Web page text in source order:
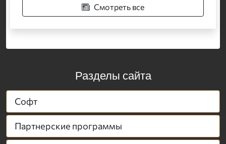
Смотреть все
Разделы сайта
Софт
Партнерские программы